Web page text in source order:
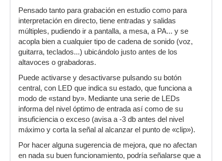
Pensado tanto para grabación en estudio como para
interpretación en directo, tiene entradas y salidas
múltiples, pudiendo ir a pantalla, a mesa, a PA... y se
acopla bien a cualquier tipo de cadena de sonido (voz,
guitarra, teclados...) ubicándolo justo antes de los
altavoces o grabadoras.
Puede activarse y desactivarse pulsando su botón
central, con LED que indica su estado, que funciona a
modo de «stand by». Mediante una serie de LEDs
informa del nivel óptimo de entrada así como de su
insuficiencia o exceso (avisa a -3 db antes del nivel
máximo y corta la señal al alcanzar el punto de «clip»).
Por hacer alguna sugerencia de mejora, que no afectan
en nada su buen funcionamiento, podría señalarse que a